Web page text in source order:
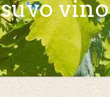
suvo vino